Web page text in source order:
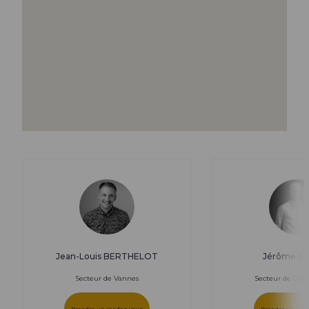
Jean-Louis BERTHELOT
Secteur de Vannes
Jérôme
Secteur de